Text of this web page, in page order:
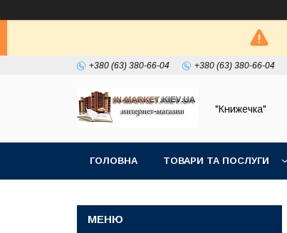
+380 (63) 380-66-04 +380 (63) 380-66-04
"Книжечка"
ГОЛОВНА ТОВАРИ ТА ПОСЛУГИ